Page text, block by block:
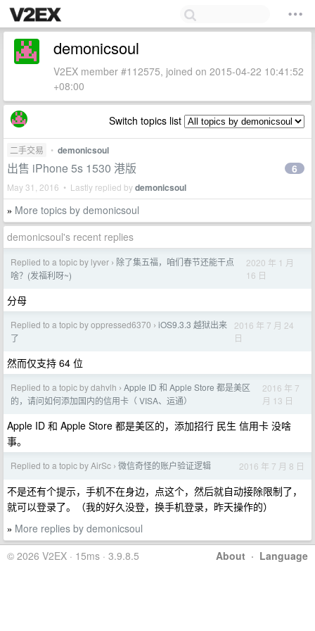
demonicsoul
V2EX member #112575, joined on 2015-04-22 10:41:52
+08:00
Switch topics list
二手交易 • demonicsoul
出售 iPhone 5s 1530 港版
May 31, 2016 • Lastly replied bydemonicsoul
6
» More topics by demonicsoul
demonicsoul's recent replies
Replied to a topic by lyver › 除了集五福，咱们春节还能干点
啥？(发福利呀~)
2020 年 1 月
16 日
分母
Replied to a topic by oppressed6370 › iOS9.3.3 越狱出来
了
2016 年 7 月 24
日
然而仅支持 64 位
Replied to a topic by dahvlh › Apple ID 和 Apple Store 都是美区
的，请问如何添加国内的信用卡（ VISA、运通）
2016 年 7
月 13 日
Apple ID 和 Apple Store 都是美区的，添加招行 民生 信用卡 没啥
事。
Replied to a topic by AirSc › 微信奇怪的账户验证逻辑 2016 年 7 月 8 日
不是还有个提示，手机不在身边，点这个，然后就自动接除限制了，
就可以登录了。（我的好久没登，换手机登录，昨天操作的）
» More replies by demonicsoul
About · Language
© 2026 V2EX · 15ms · 3.9.8.5